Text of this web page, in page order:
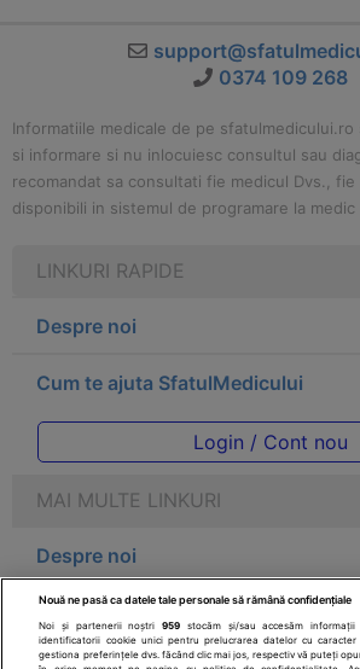
0374 109 268
Informatiile medicale de pe
si informare si nu inlocuiesc consultul sau
recomandat sa consultati fie medicul Dvs., fie
disponibili in sistemul de programare la medic
LINKURI RAPIDE
Despre noi
Cum te ajuta SfatulMedicului
Login / Cont nou
MAI MULTE LINKURI
Despre noi
Legal
Nouă ne pasă ca datele tale personale să rămână confidențiale
Noi și partenerii noștri959 stocăm și/sau accesăm
identificatorii cookie unici pentru prelucrarea datelor cu
gestiona preferințele dvs. făcând clic mai jos, respectiv vă puteți